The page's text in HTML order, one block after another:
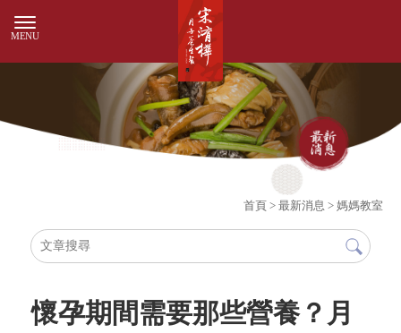
首頁 > 最新消息 > 媽媽教室
懷孕期間需要那些營養？月